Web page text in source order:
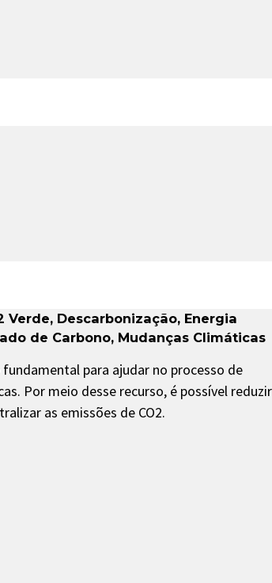
Verde, Descarbonização, Energia
de Carbono, Mudanças Climáticas
para ajudar no processo de
Por meio desse recurso, é possível reduzir
as emissões de CO2.